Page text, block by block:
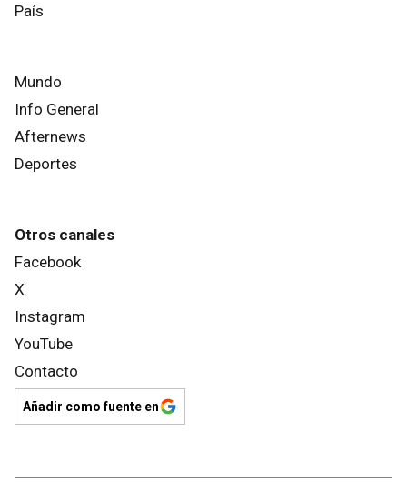
País
Mundo
Info General
Afternews
Deportes
Otros canales
Facebook
X
Instagram
YouTube
Contacto
Añadir como fuente en